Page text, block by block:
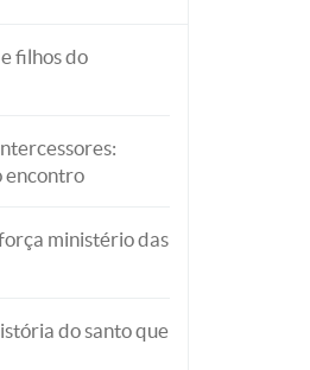
filhos do
encontro
ministério das
do santo que